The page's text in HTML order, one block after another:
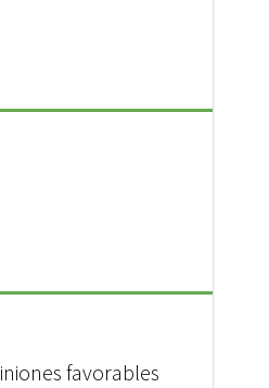
favorables